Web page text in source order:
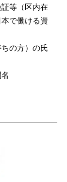
等（区内在
で働ける資
の方）の氏